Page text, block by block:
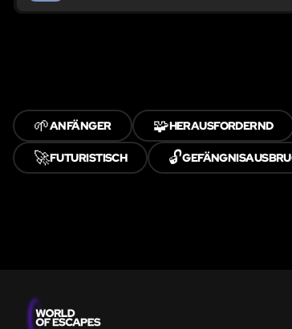
🌱ANFÄNGER 🧩HERAUSFORDERND
🚀FUTURISTISCH 🔓